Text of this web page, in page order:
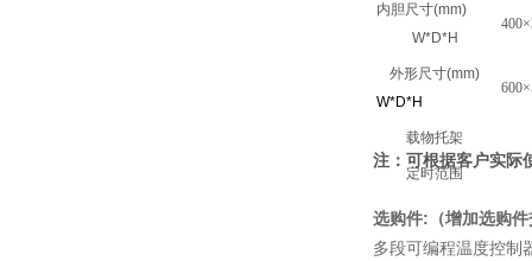
内胆尺寸(mm)
W*D*H
外形尺寸(mm)
W*D*H
载物托架
定时范围
注：可根据客户实际
选购件: （增加选购
多段可编程温度控制